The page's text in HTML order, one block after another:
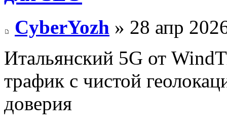
CyberYozh » 28 апр
Итальянский 5G от
трафик с чистой
доверия​